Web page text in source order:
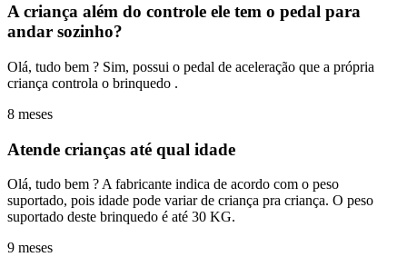
A criança além do controle ele tem o pedal para
andar sozinho?
Olá, tudo bem ? Sim, possui o pedal de aceleração que a própria
criança controla o brinquedo .
8 meses
Atende crianças até qual idade
Olá, tudo bem ? A fabricante indica de acordo com o peso
suportado, pois idade pode variar de criança pra criança. O peso
suportado deste brinquedo é até 30 KG.
9 meses